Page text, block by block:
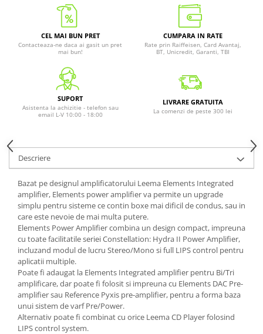
CEL MAI BUN PRET
Contacteaza-ne daca ai gasit un pret
mai bun!
CUMPARA IN RATE
Rate prin Raiffeisen, Card Avantaj,
BT, Unicredit, Garanti, TBI
SUPORT
Asistenta la achizitie - telefon sau
email L-V 10:00 - 18:00
LIVRARE GRATUITA
La comenzi de peste 300 lei
Descriere
Bazat pe designul amplificatorului Leema Elements Integrated
amplifier, Elements power amplifier va permite un upgrade
simplu pentru sisteme ce contin boxe mai dificil de condus, sau in
care este nevoie de mai multa putere.
Elements Power Amplifier combina un design compact, impreuna
cu toate facilitatile seriei Constellation: Hydra II Power Amplifier,
incluzand modul de lucru Stereo/Mono si full LIPS control pentru
aplicatii multiple.
Poate fi adaugat la Elements Integrated amplifier pentru Bi/Tri
amplificare, dar poate fi folosit si impreuna cu Elements DAC Pre-
amplifier sau Reference Pyxis pre-amplifier, pentru a forma baza
unui sistem de varf Pre/Power.
Alternativ poate fi combinat cu orice Leema CD Player folosind
LIPS control system.